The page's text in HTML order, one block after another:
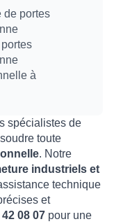
de portes
à
spécialistes de
toute
. Notre
industriels et
technique
et
08 07 pour une